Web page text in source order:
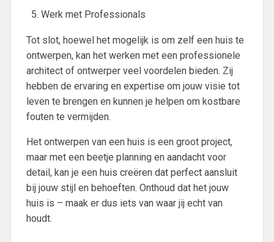
Werk met Professionals
Tot slot, hoewel het mogelijk is om zelf een huis te
ontwerpen, kan het werken met een professionele
architect of ontwerper veel voordelen bieden. Zij
hebben de ervaring en expertise om jouw visie tot
leven te brengen en kunnen je helpen om kostbare
fouten te vermijden.
Het ontwerpen van een huis is een groot project,
maar met een beetje planning en aandacht voor
detail, kan je een huis creëren dat perfect aansluit
bij jouw stijl en behoeften. Onthoud dat het jouw
huis is – maak er dus iets van waar jij echt van
houdt.